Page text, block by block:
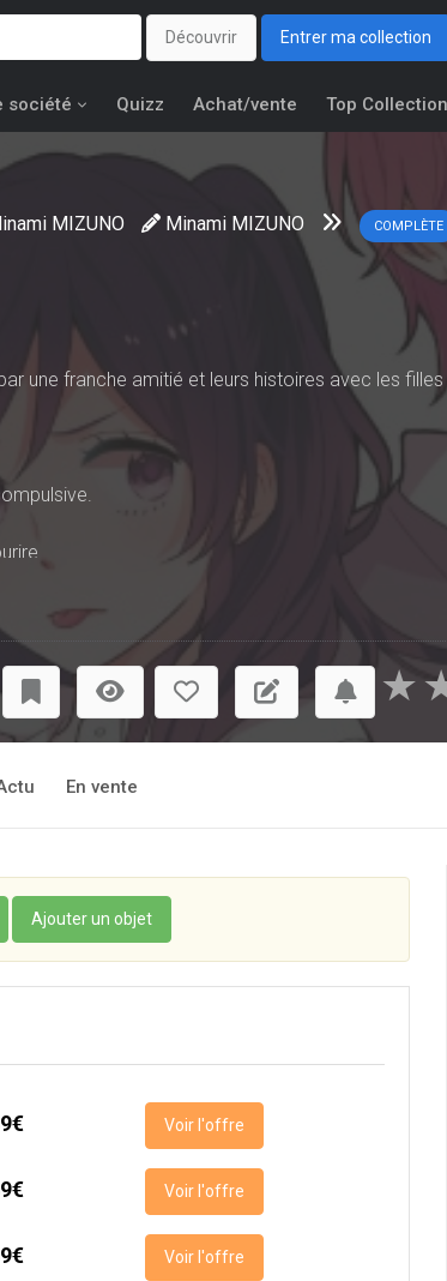
Découvrir Entrer ma collection
société Quizz Achat/vente Top
MIZUNO Minami MIZUNO COMPLÈTE
une franche amitié et leurs histoires avec les filles
son rythme.
profiter à fond de leur jeunesse ! Un concentré
★
En vente
Ajouter un objet
Voir l'offre
Voir l'offre
Voir l'offre